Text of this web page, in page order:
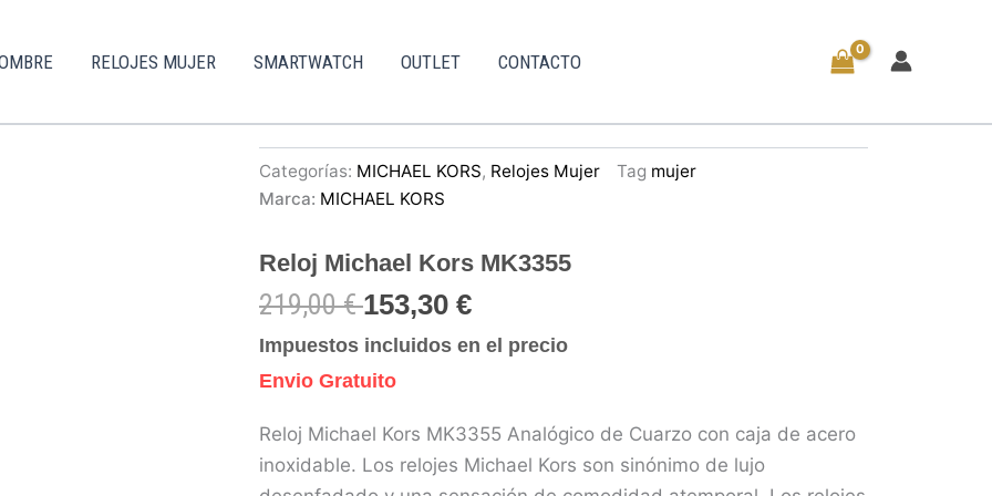
RELOJES MUJER SMARTWATCH OUTLET CONTACTO
Categorías: MICHAEL KORS, Relojes Mujer Tag mujer
Marca: MICHAEL KORS
Reloj Michael Kors MK3355
219,00€ 153,30 €
Impuestos incluidos en el precio
Envio Gratuito
Reloj Michael Kors MK3355 Analógico de Cuarzo con caja de acero
inoxidable. Los relojes Michael Kors son sinónimo de lujo